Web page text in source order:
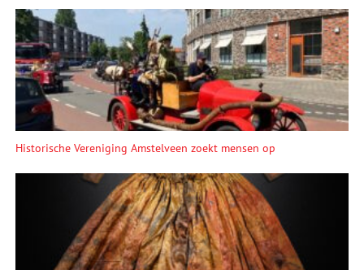
Historische Vereniging Amstelveen zoekt mensen op